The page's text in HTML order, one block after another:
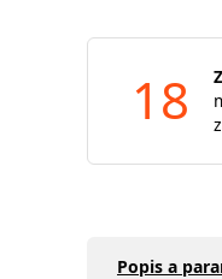
18
Popis a